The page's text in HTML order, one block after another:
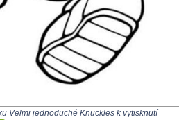
Velmi jednoduché Knuckles k vytisknutí